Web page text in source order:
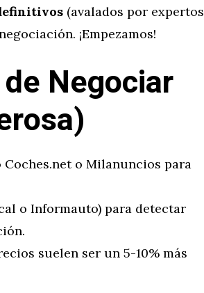
(avalados por expertos
¡Empezamos!
Negociar
o Milanuncios para
o Informauto) para detectar
suelen ser un 5-10% más